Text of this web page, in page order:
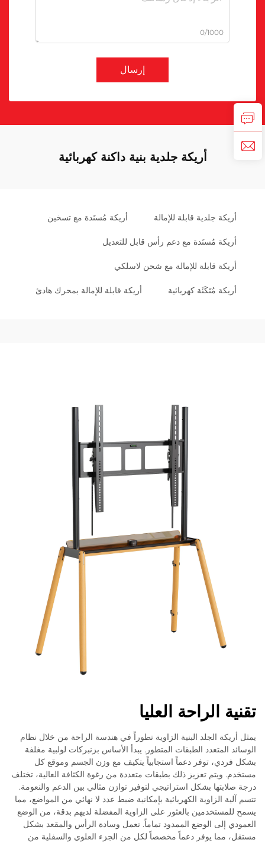
0/1000
إرسال
أريكة جلدية بنية داكنة كهربائية
أريكة جلدية قابلة للإمالة أريكة مُسنَدة مع تسخين
أريكة مُسنَدة مع دعم رأس قابل للتعديل
أريكة قابلة للإمالة مع شحن لاسلكي
أريكة مُتَكَئَة كهربائية أريكة قابلة للإمالة بمحرك هادئ
تقنية الراحة العليا
يمثل أريكة الجلد البنية الزاوية تطوراً في هندسة الراحة من خلال نظام
الوسائد المتعدد الطبقات المتطور. يبدأ الأساس بزنبركات لولبية مغلفة
بشكل فردي، توفر دعماً استجابياً يتكيف مع وزن الجسم وموقع كل
مستخدم. ويتم تعزيز ذلك بطبقات متعددة من رغوة الكثافة العالية، تختلف
درجة صلابتها بشكل استراتيجي لتوفير توازن مثالي بين الدعم والنعومة.
تتسم آلية الزاوية الكهربائية بإمكانية ضبط عدد لا نهائي من المواضع، مما
يسمح للمستخدمين بالعثور على الزاوية المفضلة لديهم بدقة، من الوضع
العمودي إلى الوضع الممدود تماماً. تعمل وسادة الرأس والمقعد بشكل
مستقل، مما يوفر دعماً مخصصاً لكل من الجزء العلوي والسفلية من